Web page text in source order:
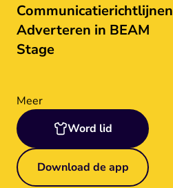
Communicatierichtlijnen
Adverteren in BEAM
Stage
Meer
Word lid
Download de app